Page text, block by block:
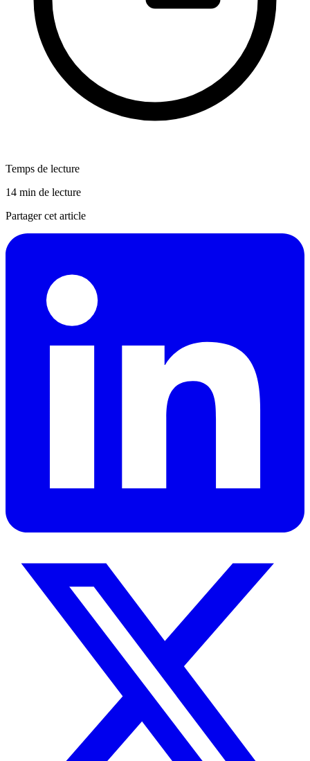
Temps de lecture
14 min de lecture
Partager cet article